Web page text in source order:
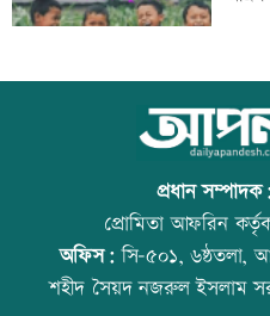
ইবির
কমিটি
প্রধান
প্রোমিতা আফরিন
অফিস:সি-৫০১, ৬ষ্ঠতলা,
শহীদ সৈয়দ নজরুল ইসলাম